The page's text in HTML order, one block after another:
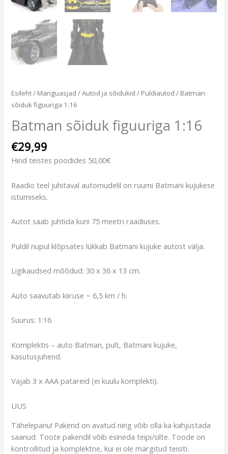
Esileht/ Mänguasjad /Autod ja sõidukid / Puldiautod / Batman
sõiduk figuuriga 1:16
Batman sõiduk figuuriga 1:16
€29,99
Hind teistes poodides 50,00€
Raadio teel juhitaval automudelil on ruumi Batmani kujukese
istumiseks.
Autot saab juhtida kuni 75 meetri raadiuses.
Puldil nupul klõpsates lükkab Batmani kujuke autost välja.
Ligikaudsed mõõdud: 30 x 36 x 13 cm.
Auto saavutab kiiruse ~ 6,5 km / h.
Suurus: 1:16
Komplektis – auto Batman, pult, Batmani kujuke,
kasutusjuhend.
Vajab 3 x AAA patareid (ei kuulu komplekti).
UUS
Tähelepanu! Pakend on avatud ning võib olla ka kahjustada
saanud. Toote pakendil võib esineda teipi/silte. Toode on
kontrollitud ja komplektne, kui ei ole märgitud teisiti.